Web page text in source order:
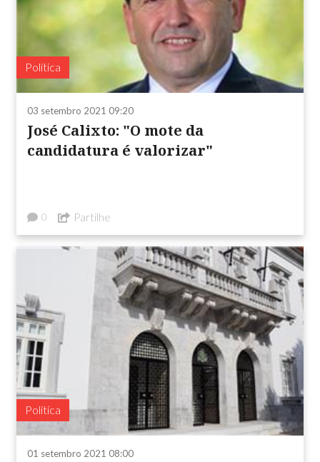
Política
03 setembro 2021 09:20
José Calixto: "O mote da
candidatura é valorizar"
0 Partilhe
Política
01 setembro 2021 08:00